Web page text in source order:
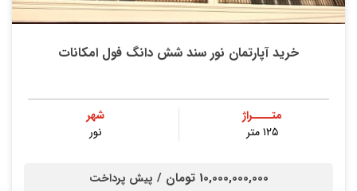
خرید آپارتمان نور سند شش دانگ فول امکانات
متــــراژ
۱۲۵ متر
شهر
نور
10,000,000,000 تومان / پیش پرداخت